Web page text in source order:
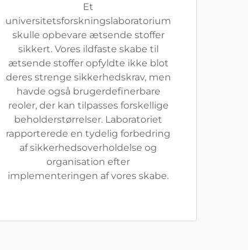
Et
universitetsforskningslaboratorium
skulle opbevare ætsende stoffer
sikkert. Vores ildfaste skabe til
ætsende stoffer opfyldte ikke blot
deres strenge sikkerhedskrav, men
havde også brugerdefinerbare
reoler, der kan tilpasses forskellige
beholderstørrelser. Laboratoriet
rapporterede en tydelig forbedring
af sikkerhedsoverholdelse og
organisation efter
implementeringen af vores skabe.